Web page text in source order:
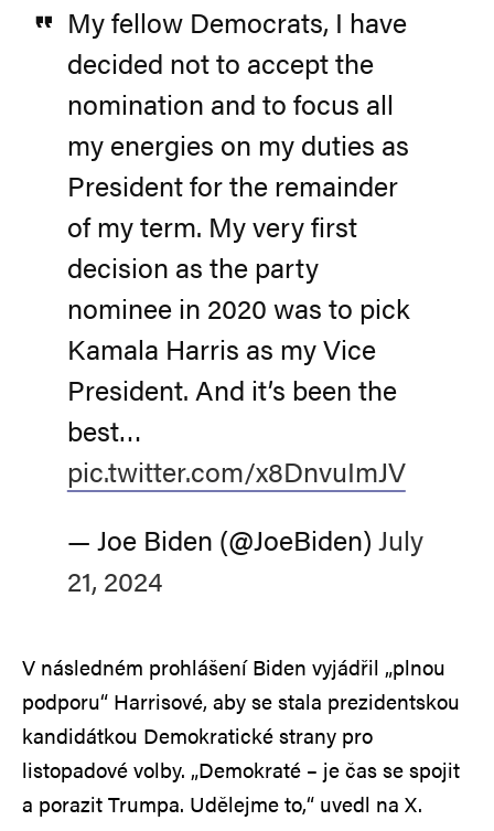
My fellow Democrats, I have
decided not to accept the
nomination and to focus all
my energies on my duties as
President for the remainder
of my term. My very first
decision as the party
nominee in 2020 was to pick
Kamala Harris as my Vice
President. And it’s been the
best…
pic.twitter.com/x8DnvuImJV
— Joe Biden (@JoeBiden) July
21, 2024
V následném prohlášení Biden vyjádřil „plnou
podporu“ Harrisové, aby se stala prezidentskou
kandidátkou Demokratické strany pro
listopadové volby. „Demokraté – je čas se spojit
a porazit Trumpa. Udělejme to,“ uvedl na X.